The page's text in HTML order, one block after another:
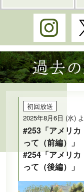
視聴方法
イベント
公式SNS
ご意見・ご
初回放送
2025年8月6日 (水)
#253「アメリ
って（前編）」
#254「アメリ
って（後編）」